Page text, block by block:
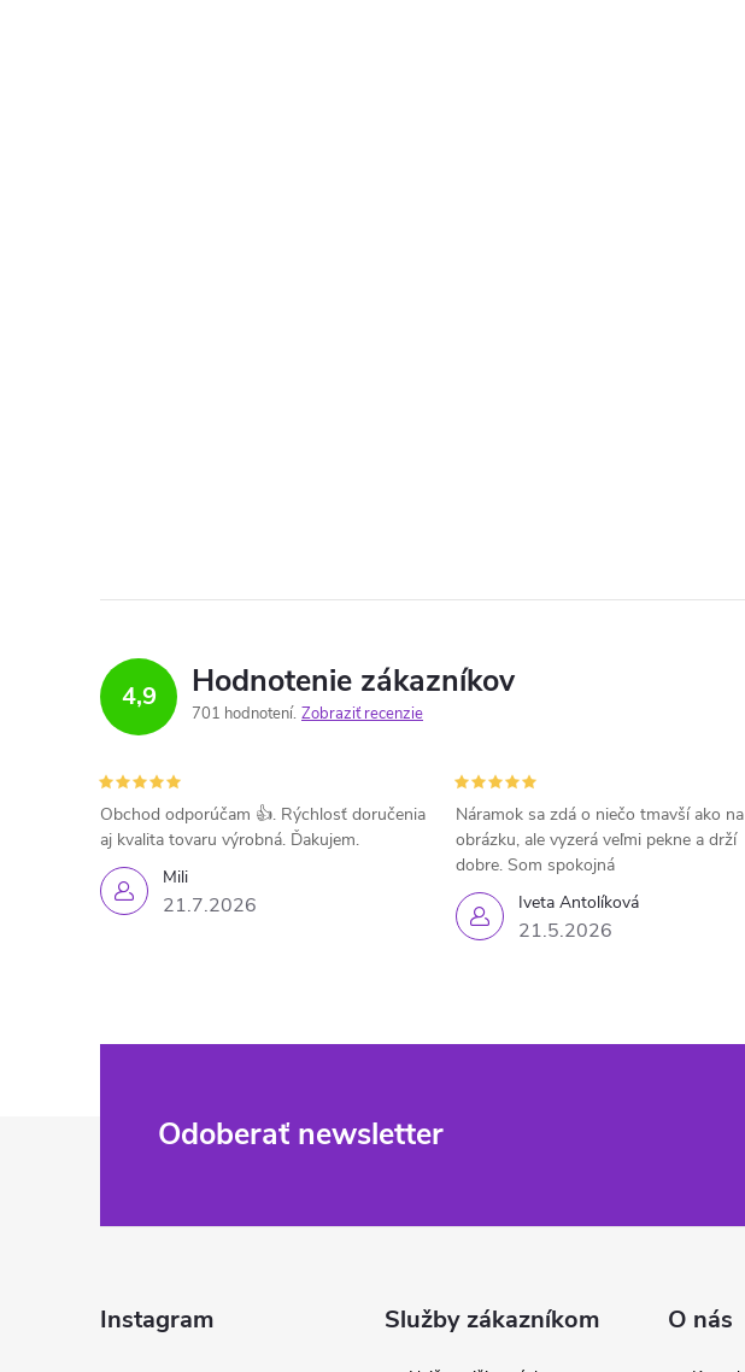
4,9 Hodnotenie zákazníkov
701 hodnotení Zobraziť recenzie
Mili
21.7.2026
Obchod odporúčam 👍. Rýchlosť doručenia
aj kvalita tovaru výrobná. Ďakujem.
Iveta Antolíková
21.5.2026
Náramok sa zdá o niečo tmavší ako na
obrázku, ale vyzerá veľmi pekne a drží
dobre. Som spokojná
Odoberať newsletter
Instagram Služby zákazníkom O nás